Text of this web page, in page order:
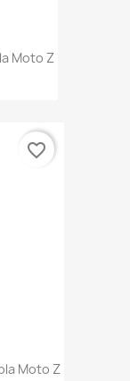
Moto Z
Moto Z
favorite_border